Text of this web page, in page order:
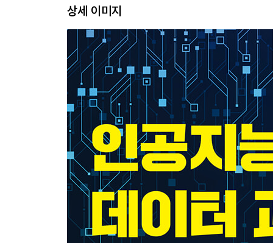
Lesson 2 문제 정의 및 데이터 수집
Lesson 3 데이터 전처리
Lesson 4 데이터 분석: 통계, 데이터 마이닝, 인공
Lesson 5 데이터 시각화
Chapter 3 데이터 과학 실습: 구체적인 실습 문제
Lesson 1 연습 예제 과정 따라가 보기
Lesson 2 실전 데이터 분석 연습해 보기
Chapter 4 데이터 과학의 활용
Lesson 1 서울시 심야 버스
Lesson 2 인슈어테크
Lesson 3 2008년 미국 대통령 선거
상세 이미지